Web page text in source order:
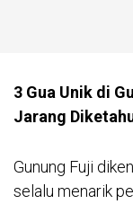
3 Gua Unik di
Jarang
Gunung Fuji
selalu menarik